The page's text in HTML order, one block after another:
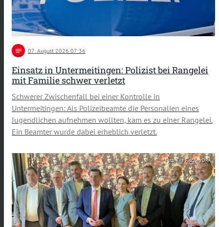
notes 07 . August 2026 07:36
Einsatz in Untermeitingen: Polizist bei Rangelei
mit Familie schwer verletzt
Schwerer Zwischenfall bei einer Kontrolle in
Untermeitingen: Als Polizeibeamte die Personalien eines
Jugendlichen aufnehmen wollten, kam es zu einer Rangelei.
Ein Beamter wurde dabei erheblich verletzt.
Foto: Eva Fischer/DRA